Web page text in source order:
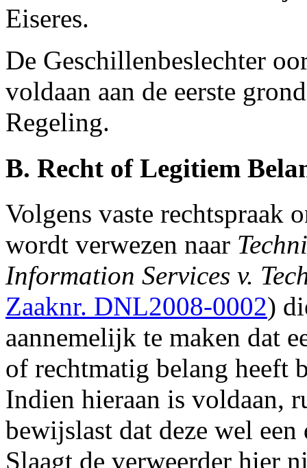
Eiseres.
De Geschillenbeslechter
voldaan aan de eerste
Regeling.
B. Recht of Legitiem
Volgens vaste rechtspraak
wordt verwezen naar
Information Services v.
Zaaknr. DNL2008-0002)
aannemelijk te maken dat
of rechtmatig belang heeft
Indien hieraan is voldaan,
bewijslast dat deze wel
Slaagt de verweerder hier